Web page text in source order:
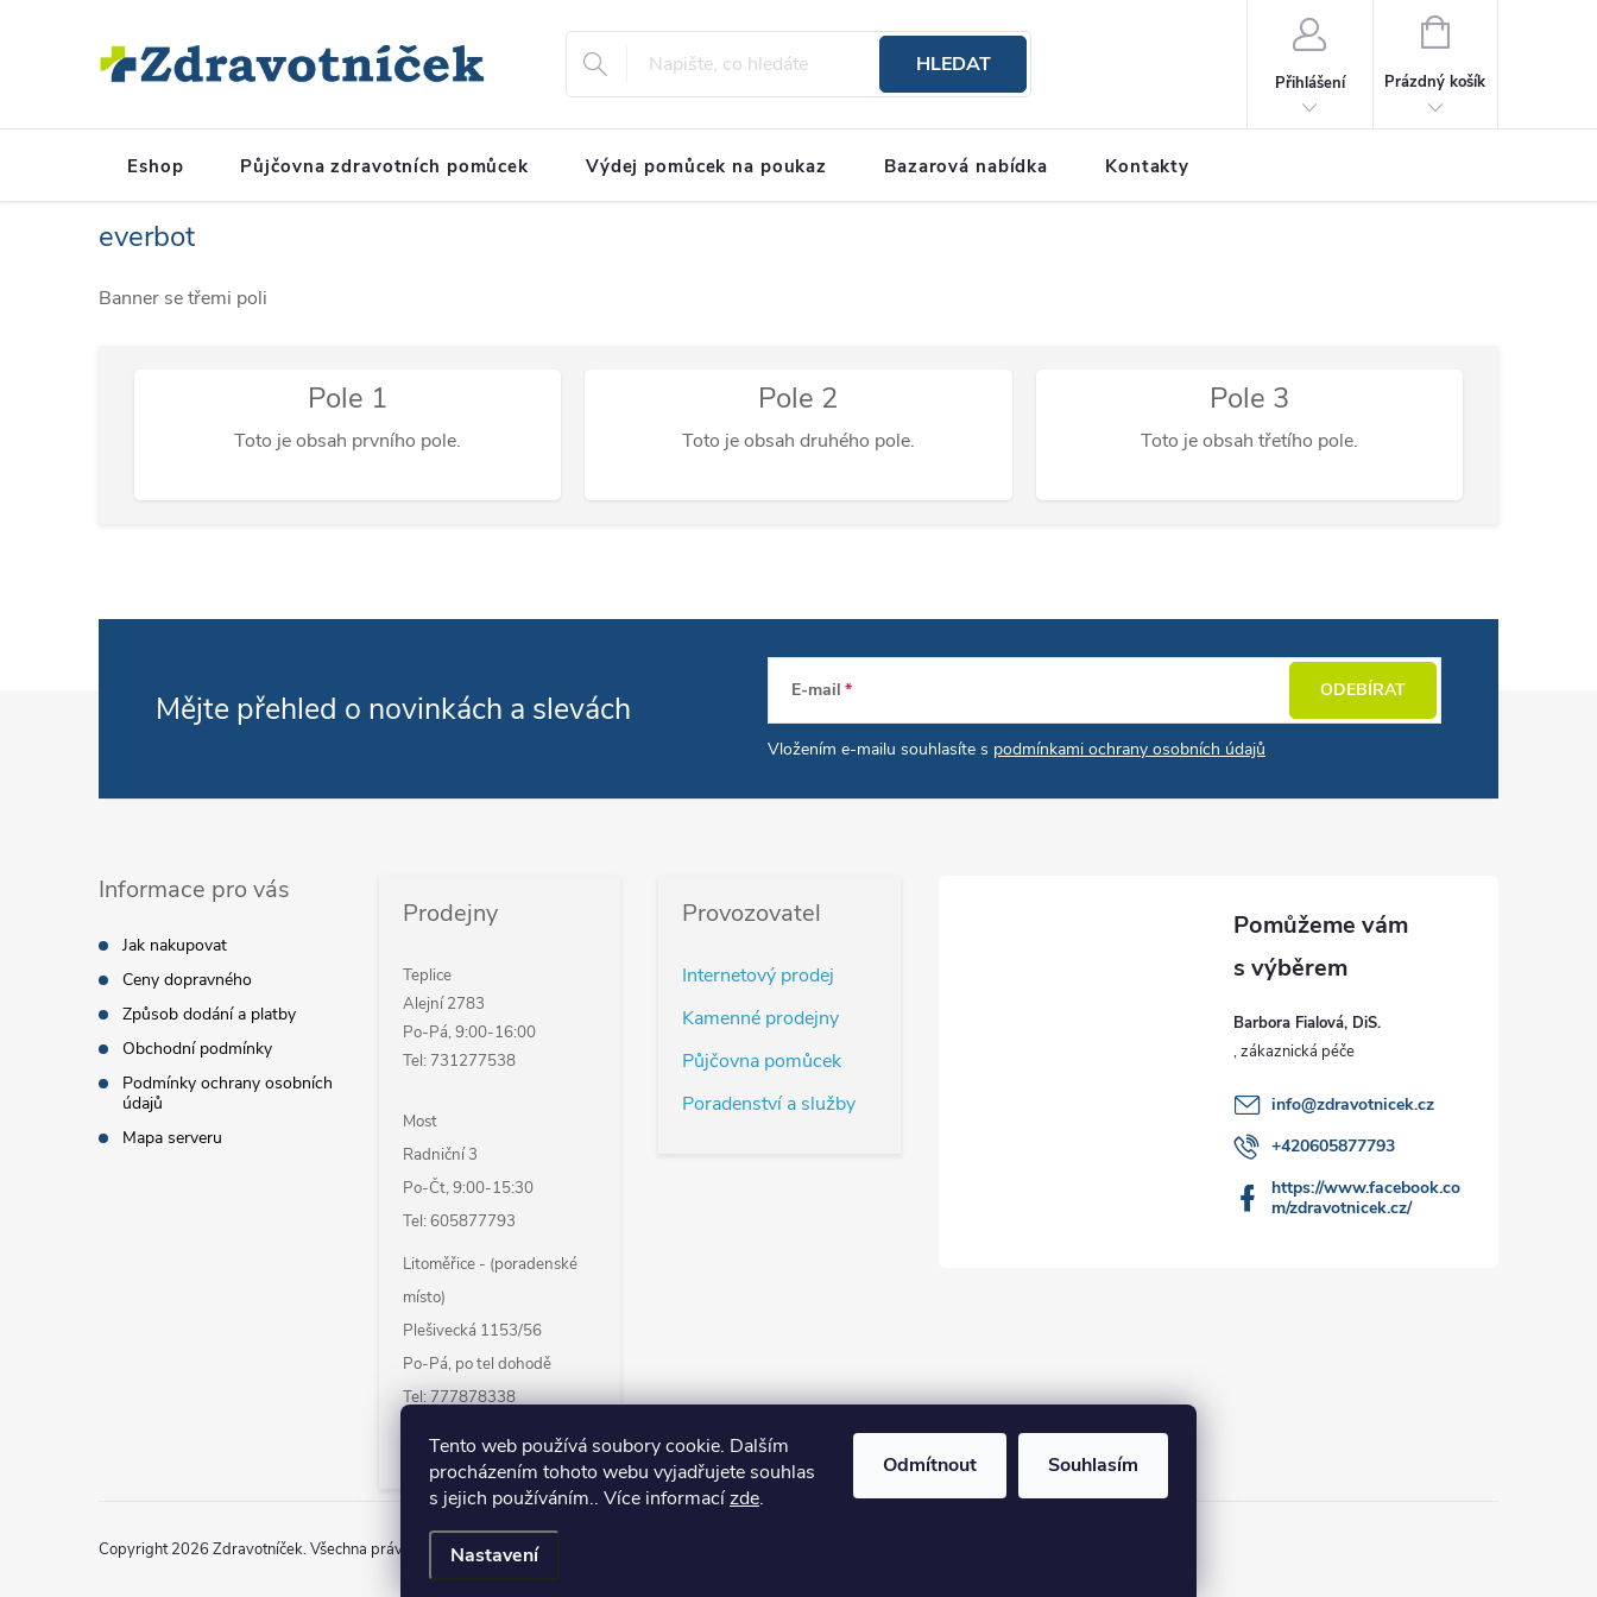
Tento web používá soubory cookie. Dalším
procházením tohoto webu vyjadřujete souhlas
s jejich používáním.. Více informacízde.
Nastavení
Odmítnout Souhlasím
HLEDAT
Přihlášení
NÁKUPNÍ KOŠÍK
Prázdný košík
Eshop Půjčovna zdravotních pomůcek Výdej pomůcek na poukaz Bazarová nabídka Kontakty
everbot
Banner se třemi poli
Pole 1
Toto je obsah prvního pole.
Pole 2
Toto je obsah druhého pole.
Pole 3
Toto je obsah třetího pole.
Mějte přehled o novinkách a slevách E-mail
Vložením e-mailu souhlasíte s podmínkami ochrany osobních údajů
ODEBÍRAT
Informace pro vás
Jak nakupovat
Ceny dopravného
Způsob dodání a platby
Obchodní podmínky
Podmínky ochrany osobních
údajů
Mapa serveru
Prodejny
Teplice
Alejní 2783
Po-Pá, 9:00-16:00
Tel: 731277538
Most
Radniční 3
Po-Čt, 9:00-15:30
Tel: 605877793
Litoměřice - (poradenské
místo)
Plešivecká 1153/56
Po-Pá, po tel dohodě
Tel: 777878338
Provozovatel
Internetový prodej
Kamenné prodejny
Půjčovna pomůcek
Poradenství a služby
Barbora Fialová, DiS.
info@zdravotnicek.cz
+420605877793
https://www.facebook.co
m/zdravotnicek.cz/
Copyright 2026 Zdravotníček. Všechna práva vyhrazena.Upravit nastavení cookies